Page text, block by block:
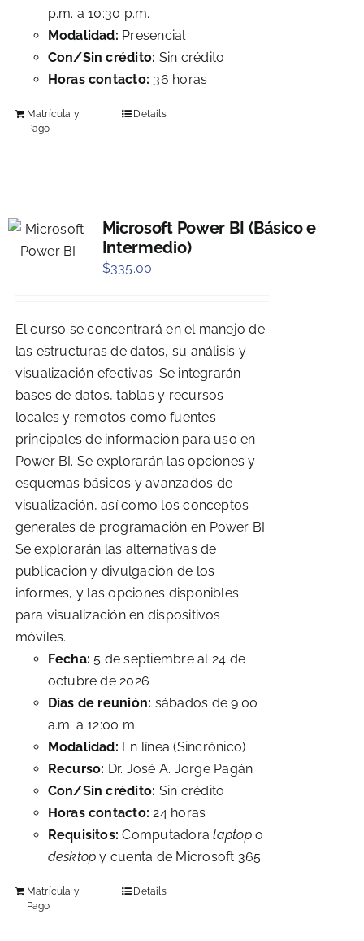
p.m. a 10:30 p.m.
Modalidad: Presencial
Con/Sin crédito: Sin crédito
Horas contacto: 36 horas
Matrícula y
Pago
Details
Microsoft Power BI (Básico e
Intermedio)
$335.00
El curso se concentrará en el manejo de
las estructuras de datos, su análisis y
visualización efectivas. Se integrarán
bases de datos, tablas y recursos
locales y remotos como fuentes
principales de información para uso en
Power BI. Se explorarán las opciones y
esquemas básicos y avanzados de
visualización, así como los conceptos
generales de programación en Power BI.
Se explorarán las alternativas de
publicación y divulgación de los
informes, y las opciones disponibles
para visualización en dispositivos
móviles.
Fecha: 5 de septiembre al 24 de
octubre de 2026
Días de reunión: sábados de 9:00
a.m. a 12:00 m.
Modalidad: En línea (Sincrónico)
Recurso: Dr. José A. Jorge Pagán
Con/Sin crédito: Sin crédito
Horas contacto: 24 horas
Requisitos: Computadoralaptopo
desktop y cuenta de Microsoft 365.
Matrícula y
Pago
Details